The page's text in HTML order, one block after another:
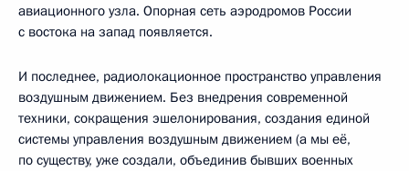
авиационного узла. Опорная сеть аэродромов России
с востока на запад появляется.
И последнее, радиолокационное пространство управления
воздушным движением. Без внедрения современной
техники, сокращения эшелонирования, создания единой
системы управления воздушным движением (а мы её,
по существу, уже создали, объединив бывших военных